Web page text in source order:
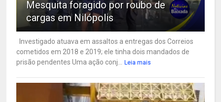
Mesquita foragido por roubo de
cargas em Nilópolis
Investigado atuava em assaltos a entregas dos Correios
cometidos em 2018 e 2019; ele tinha dois mandados de
prisão pendentes Uma ação conj...
Leia mais